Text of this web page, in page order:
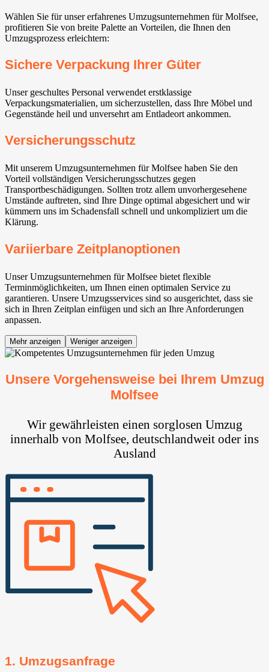
Wählen Sie für unser erfahrenes Umzugsunternehmen für Molfsee,
profitieren Sie von breite Palette an Vorteilen, die Ihnen den
Umzugsprozess erleichtern:
Sichere Verpackung Ihrer Güter
Unser geschultes Personal verwendet erstklassige
Verpackungsmaterialien, um sicherzustellen, dass Ihre Möbel und
Gegenstände heil und unversehrt am Entladeort ankommen.
Versicherungsschutz
Mit unserem Umzugsunternehmen für Molfsee haben Sie den
Vorteil vollständigen Versicherungsschutzes gegen
Transportbeschädigungen. Sollten trotz allem unvorhergesehene
Umstände auftreten, sind Ihre Dinge optimal abgesichert und wir
kümmern uns im Schadensfall schnell und unkompliziert um die
Klärung.
Variierbare Zeitplanoptionen
Unser Umzugsunternehmen für Molfsee bietet flexible
Terminmöglichkeiten, um Ihnen einen optimalen Service zu
garantieren. Unsere Umzugsservices sind so ausgerichtet, dass sie
sich in Ihren Zeitplan einfügen und sich an Ihre Anforderungen
anpassen.
Mehr anzeigen Weniger anzeigen
Unsere Vorgehensweise bei Ihrem Umzug
Molfsee
Wir gewährleisten einen sorglosen Umzug
innerhalb von Molfsee, deutschlandweit oder ins
Ausland
1. Umzugsanfrage